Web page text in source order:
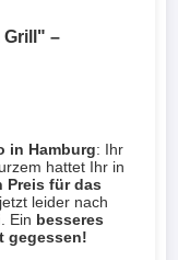
Grill" –
in Hamburg: Ihr
hattet Ihr in
Preis für das
leider nach
. Ein besseres
gegessen!